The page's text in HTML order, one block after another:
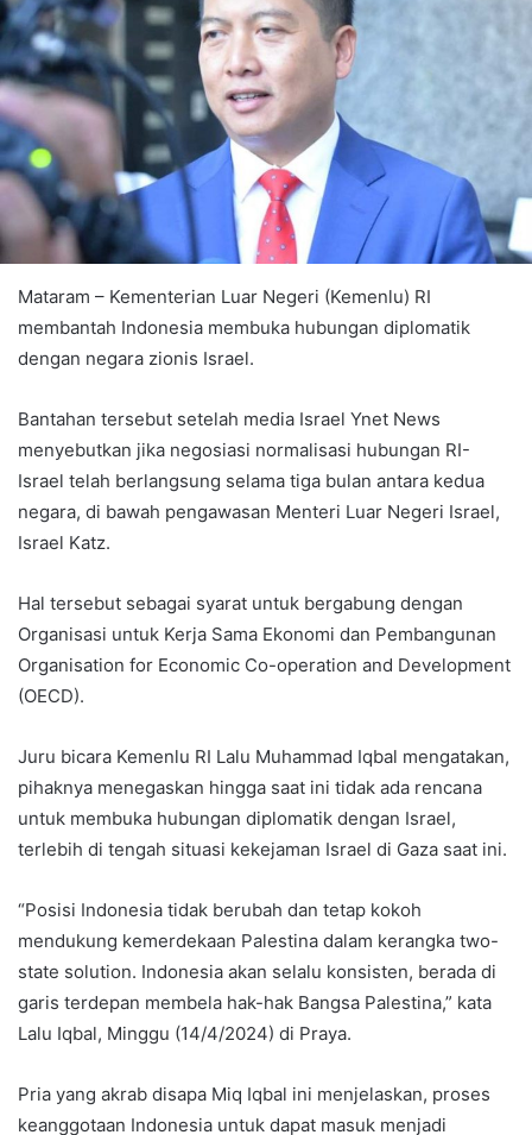
Mataram – Kementerian Luar Negeri (Kemenlu) RI
membantah Indonesia membuka hubungan diplomatik
dengan negara zionis Israel.
Bantahan tersebut setelah media Israel Ynet News
menyebutkan jika negosiasi normalisasi hubungan RI-
Israel telah berlangsung selama tiga bulan antara kedua
negara, di bawah pengawasan Menteri Luar Negeri Israel,
Israel Katz.
Hal tersebut sebagai syarat untuk bergabung dengan
Organisasi untuk Kerja Sama Ekonomi dan Pembangunan
Organisation for Economic Co-operation and Development
(OECD).
Juru bicara Kemenlu RI Lalu Muhammad Iqbal mengatakan,
pihaknya menegaskan hingga saat ini tidak ada rencana
untuk membuka hubungan diplomatik dengan Israel,
terlebih di tengah situasi kekejaman Israel di Gaza saat ini.
“Posisi Indonesia tidak berubah dan tetap kokoh
mendukung kemerdekaan Palestina dalam kerangka two-
state solution. Indonesia akan selalu konsisten, berada di
garis terdepan membela hak-hak Bangsa Palestina,” kata
Lalu Iqbal, Minggu (14/4/2024) di Praya.
Pria yang akrab disapa Miq Iqbal ini menjelaskan, proses
keanggotaan Indonesia untuk dapat masuk menjadi